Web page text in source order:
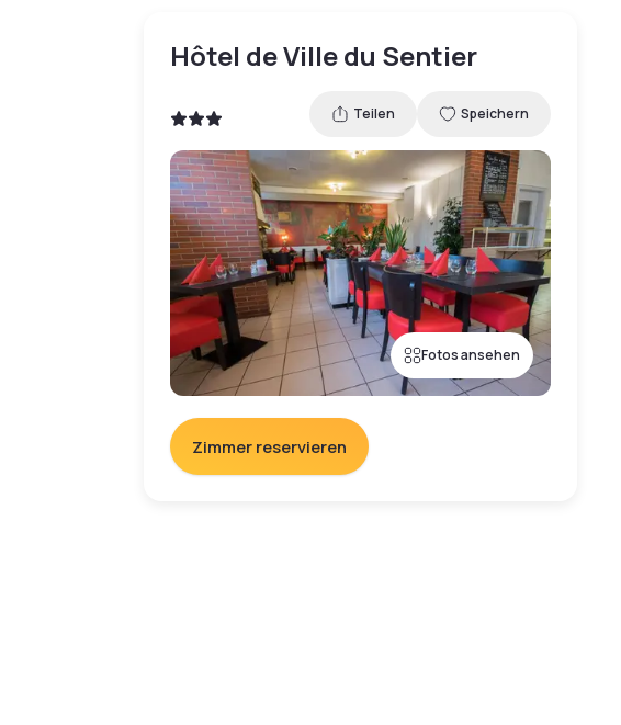
Hôtel de Ville du Sentier
Teilen Speichern
Fotos ansehen
Zimmer reservieren